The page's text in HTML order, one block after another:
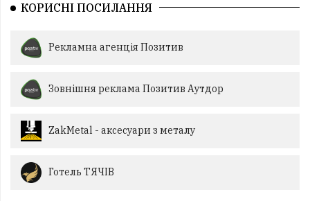
КОРИСНІ ПОСИЛАННЯ
Рекламна агенція Позитив
Зовнішня реклама Позитив Аутдор
ZakMetal - аксесуари з металу
Готель ТЯЧІВ